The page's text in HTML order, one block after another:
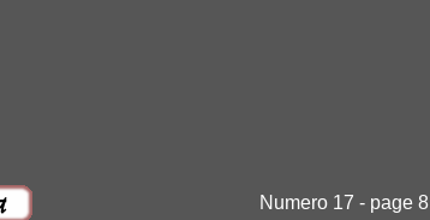
Numero 17 - page 8